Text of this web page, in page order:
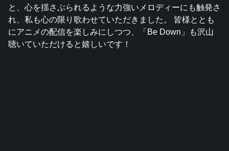
と、心を揺さぶられるような力強いメロディーにも触発さ
れ、私も心の限り歌わせていただきました。 皆様ととも
にアニメの配信を楽しみにしつつ、「Be Down」も沢山
聴いていただけると嬉しいです！